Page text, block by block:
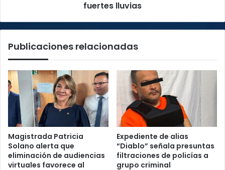
las
lluvias
fuertes lluvias
Publicaciones relacionadas
Magistrada Patricia
Solano alerta que
eliminación de audiencias
virtuales favorece al
Expediente de alias
“Diablo” señala presuntas
filtraciones de policías a
grupo criminal